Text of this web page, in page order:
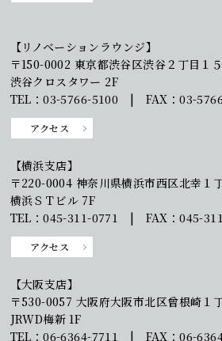
【リノベーションラウンジ】
〒150-0002 東京都渋谷区渋谷２丁目１
渋谷クロスタワー 2F
TEL：03-5766-5100 | FAX：03-
アクセス
【横浜支店】
〒220-0004 神奈川県横浜市西区北幸１
横浜ＳＴビル 7F
TEL：045-311-0771 | FAX：045-
アクセス
【大阪支店】
〒530-0057 大阪府大阪市北区曾根崎１
JRWD梅新 1F
TEL：06-6364-7711 | FAX：06-